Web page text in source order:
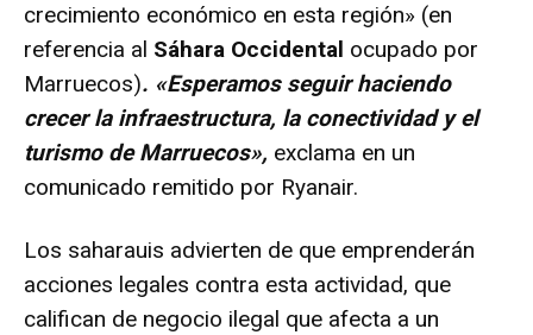
crecimiento económico en esta región» (en
referencia al Sáhara Occidental ocupado por
Marruecos). «Esperamos seguir haciendo
crecer la infraestructura, la conectividad y el
turismo de Marruecos», exclama en un
comunicado remitido por Ryanair.
Los saharauis advierten de que emprenderán
acciones legales contra esta actividad, que
califican de negocio ilegal que afecta a un